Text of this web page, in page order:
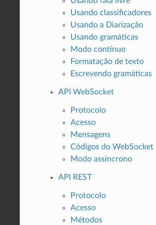
Usando classificadores
Usando a Diarização
Usando gramáticas
Modo contínuo
Formatação de texto
Escrevendo gramáticas
API WebSocket
Protocolo
Acesso
Mensagens
Códigos do WebSocket
Modo assíncrono
API REST
Protocolo
Acesso
Métodos